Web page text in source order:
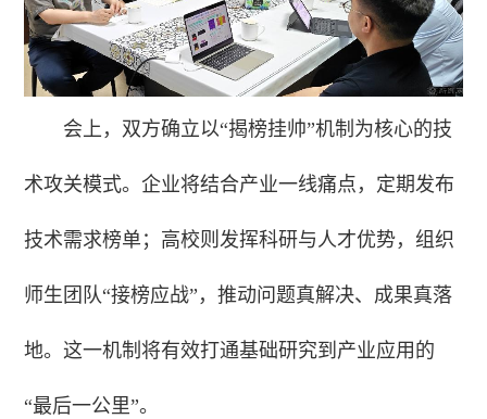
会上，双方确立以“揭榜挂帅”机制为核心的技
术攻关模式。企业将结合产业一线痛点，定期发布
技术需求榜单；高校则发挥科研与人才优势，组织
师生团队“接榜应战”，推动问题真解决、成果真落
地。这一机制将有效打通基础研究到产业应用的
“最后一公里”。